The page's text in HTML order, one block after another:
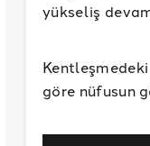
yükseliş
göre nüfusun